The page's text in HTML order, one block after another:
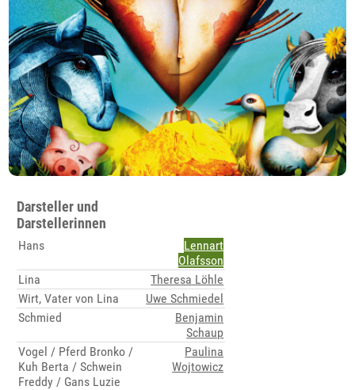
Darsteller und
Darstellerinnen
Hans
Lennart
Olafsson
Lina
Theresa Löhle
Wirt, Vater von Lina
Uwe Schmiedel
Schmied
Benjamin
Schaup
Vogel / Pferd Bronko /
Kuh Berta / Schwein
Freddy / Gans Luzie
Paulina
Wojtowicz